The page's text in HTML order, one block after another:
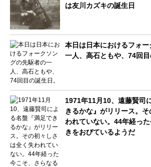
は友川カズキの誕生日
本日は日本におけるフォ
一人、高石ともや、74回目
1971年11月10、遠藤賢司
きるかな』がリリース。
われていない。44年経っ
きをおびているようだ